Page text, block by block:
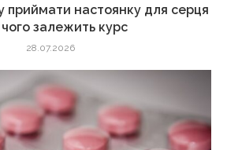
приймати настоянку для серця
чого залежить курс
28.07.2026